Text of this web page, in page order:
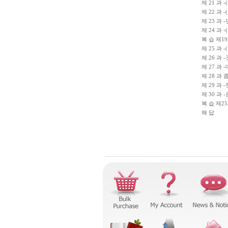
제 21 과 -
제 22 과 -
제 23 과 -
제 24 과 -
복 습 제
제 25 과 -
제 26 과 -
제 27 과 -
제 28 과
제 29 과 -
제 30 과 -
복 습 제
해 답